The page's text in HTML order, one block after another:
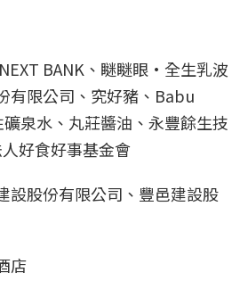
BANK、瞇瞇眼•全生乳波
有限公司、究好豬、Babu
泉水、丸莊醬油、永豐餘生技
好食好事基金會
設股份有限公司、豐邑建設股
店